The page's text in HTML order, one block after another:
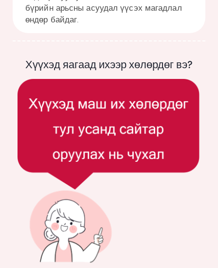
бүрийн арьсны асуудал үүсэх магадлал
өндөр байдаг.
Хүүхэд яагаад ихээр хөлөрдөг вэ?